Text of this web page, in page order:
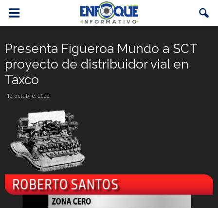
Presenta Figueroa Mundo a SCT
proyecto de distribuidor vial en
Taxco
12 octubre, 2022